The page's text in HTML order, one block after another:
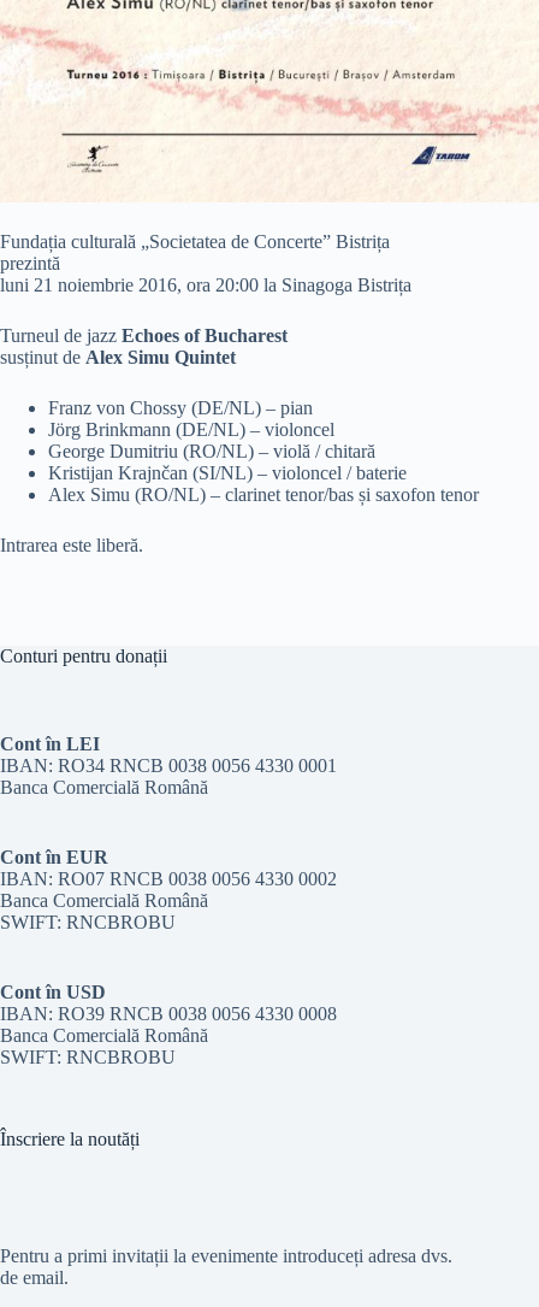
Fundația culturală „Societatea de Concerte” Bistrița
prezintă
luni 21 noiembrie 2016, ora 20:00 la Sinagoga Bistrița
Turneul de jazz Echoes of Bucharest
susținut de Alex Simu Quintet
Franz von Chossy (DE/NL) – pian
Jörg Brinkmann (DE/NL) – violoncel
George Dumitriu (RO/NL) – violă / chitară
Kristijan Krajnčan (SI/NL) – violoncel / baterie
Alex Simu (RO/NL) – clarinet tenor/bas și saxofon tenor
Intrarea este liberă.
Conturi pentru donații
Cont în LEI
IBAN: RO34 RNCB 0038 0056 4330 0001
Banca Comercială Română
Cont în EUR
IBAN: RO07 RNCB 0038 0056 4330 0002
Banca Comercială Română
SWIFT: RNCBROBU
Cont în USD
IBAN: RO39 RNCB 0038 0056 4330 0008
Banca Comercială Română
SWIFT: RNCBROBU
Înscriere la noutăți
Pentru a primi invitații la evenimente introduceți adresa dvs.
de email.